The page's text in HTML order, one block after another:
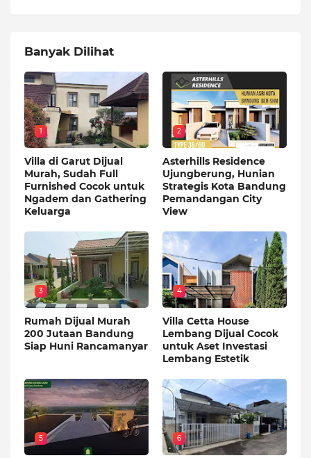
Banyak Dilihat
1
Villa di Garut Dijual
Murah, Sudah Full
Furnished Cocok untuk
Ngadem dan Gathering
Keluarga
2
Asterhills Residence
Ujungberung, Hunian
Strategis Kota Bandung
Pemandangan City
View
3
Rumah Dijual Murah
200 Jutaan Bandung
Siap Huni Rancamanyar
4
Villa Cetta House
Lembang Dijual Cocok
untuk Aset Investasi
Lembang Estetik
5 6